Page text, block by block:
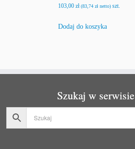
103,00zł (83,74zł netto) szt.
Dodaj do koszyka
Szukaj w serwisie